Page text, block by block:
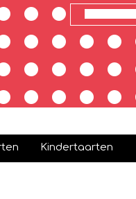
Kindertaarten